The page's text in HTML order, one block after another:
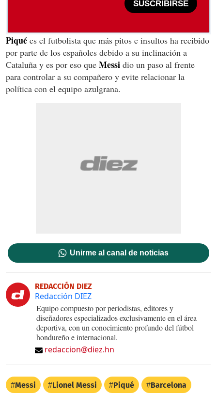
SUSCRIBIRSE
Piqué es el futbolista que más pitos e insultos ha recibido
por parte de los españoles debido a su inclinación a
Cataluña y es por eso que Messi dio un paso al frente
para controlar a su compañero y evite relacionar la
política con el equipo azulgrana.
Unirme al canal de noticias
REDACCIÓN DIEZ
Redacción DIEZ
Equipo compuesto por periodistas, editores y
diseñadores especializados exclusivamente en el área
deportiva, con un conocimiento profundo del fútbol
hondureño e internacional.
redaccion@diez.hn
Messi Lionel Messi Piqué Barcelona